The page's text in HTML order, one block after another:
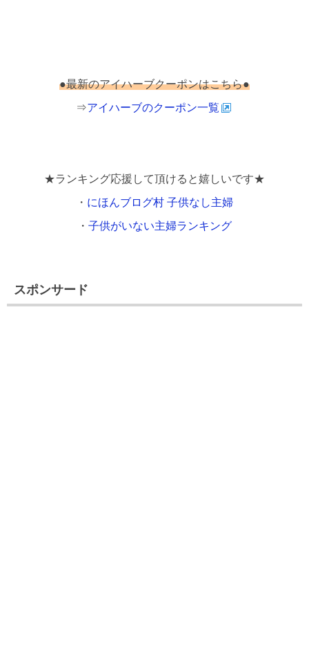
●最新のアイハーブクーポンはこちら●
⇒アイハーブのクーポン一覧
★ランキング応援して頂けると嬉しいです★
・ にほんブログ村 子供なし主婦
・ 子供がいない主婦ランキング
スポンサード